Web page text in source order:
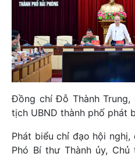
Đồng chí Đỗ Thành Trung,
tịch UBND thành phố phát
Phát biểu chỉ đạo hội
Phó Bí thư Thành ủy,